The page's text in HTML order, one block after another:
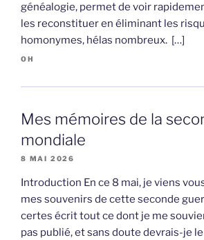
généalogie, permet de voir
les reconstituer en éliminant les
homonymes, hélas nombreux. […]
OH
Mes mémoires de la
mondiale
8 MAI 2026
Introduction En ce 8 mai, je viens
mes souvenirs de cette seconde
certes écrit tout ce dont je me
pas publié, et sans doute devrais-je